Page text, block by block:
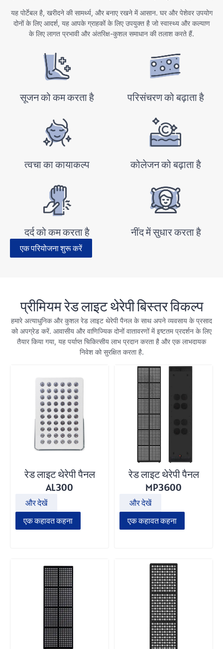
यह पोर्टेबल है, खरीदने की सामर्थ्य, और बनाए रखने में आसान. घर और पेशेवर उपयोग
दोनों के लिए आदर्श, यह आपके ग्राहकों के लिए उपयुक्त है जो स्वास्थ्य और कल्याण
के लिए लागत प्रभावी और अंतरिक्ष-कुशल समाधान की तलाश करते हैं.
सूजन को कम करता है परिसंचरण को बढ़ाता है
त्वचा का कायाकल्प कोलेजन को बढ़ाता है
दर्द को कम करता है नींद में सुधार करता है
एक परियोजना शुरू करें
प्रीमियम रेड लाइट थेरेपी बिस्तर विकल्प
हमारे अत्याधुनिक और कुशल रेड लाइट थेरेपी पैनल के साथ अपने व्यवसाय के प्रसाद
को अपग्रेड करें. आवासीय और वाणिज्यिक दोनों वातावरणों में इष्टतम प्रदर्शन के लिए
तैयार किया गया, यह पर्याप्त चिकित्सीय लाभ प्रदान करता है और एक लाभदायक
निवेश को सुरक्षित करता है.
रेड लाइट थेरेपी पैनल
AL300
और देखें
एक कहावत कहना
रेड लाइट थेरेपी पैनल
MP3600
और देखें
एक कहावत कहना